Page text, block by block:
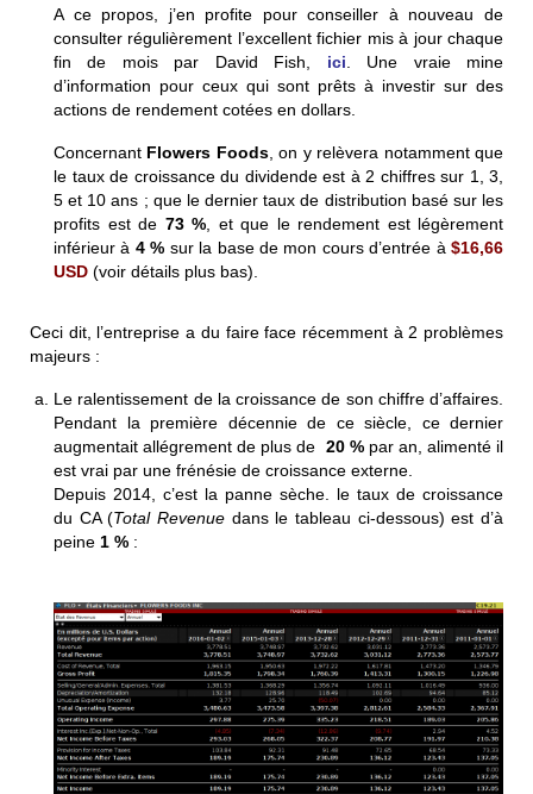
A ce propos, j’en profite pour conseiller à nouveau de
consulter régulièrement l’excellent fichier mis à jour chaque
fin de mois par David Fish, ici . Une vraie mine
d’information pour ceux qui sont prêts à investir sur des
actions de rendement cotées en dollars.
Concernant Flowers Foods, on y relèvera notamment que
le taux de croissance du dividende est à 2 chiffres sur 1, 3,
5 et 10 ans ; que le dernier taux de distribution basé sur les
profits est de 73 % , et que le rendement est légèrement
inférieur à 4 % sur la base de mon cours d’entrée à$16,66
USD (voir détails plus bas).
Ceci dit, l’entreprise a du faire face récemment à 2 problèmes
majeurs :
Le ralentissement de la croissance de son chiffre d’affaires.
Pendant la première décennie de ce siècle, ce dernier
augmentait allégrement de plus de 20 %par an, alimenté il
est vrai par une frénésie de croissance externe.
Depuis 2014, c’est la panne sèche. le taux de croissance
du CA (Total Revenue dans le tableau ci-dessous) est d’à
peine 1 % :